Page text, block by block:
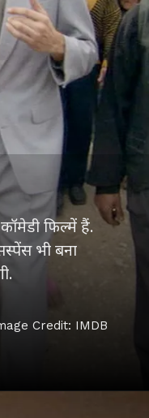
फिल्में हैं.
भी बना
Credit: IMDB